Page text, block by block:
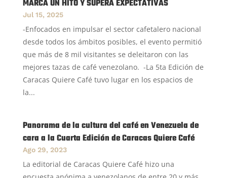
MARCA UN HITO Y SUPERA EXPECTATIVAS
Jul 15, 2025
-Enfocados en impulsar el sector cafetalero nacional
desde todos los ámbitos posibles, el evento permitió
que más de 8 mil visitantes se deleitaron con las
mejores tazas de café venezolano. -La 5ta Edición de
Caracas Quiere Café tuvo lugar en los espacios de
la...
Panorama de la cultura del café en Venezuela de
cara a la Cuarta Edición de Caracas Quiere Café
Ago 29, 2023
La editorial de Caracas Quiere Café hizo una